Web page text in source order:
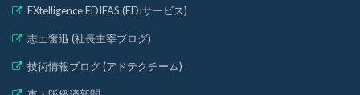
EXtelligence EDIFAS (EDIサービス)
志士奮迅 (社長主宰ブログ)
技術情報ブログ (アドテクチーム)